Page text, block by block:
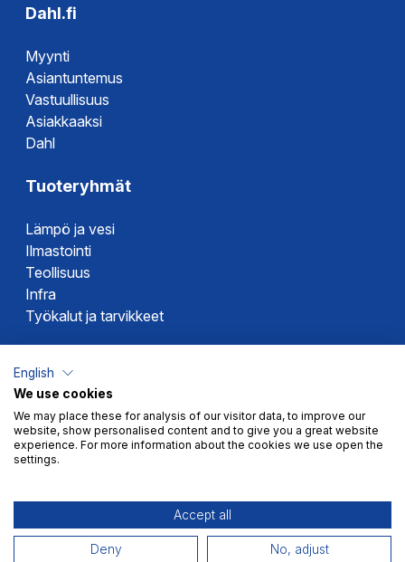
Dahl.fi
Myynti
Asiantuntemus
Vastuullisuus
Asiakkaaksi
Dahl
Tuoteryhmät
Lämpö ja vesi
Ilmastointi
Teollisuus
Infra
Työkalut ja tarvikkeet
Altech
Alterna
Novipro
Votec
Myyntiehdot Tietosuoja
English
We use cookies
We may place these for analysis of our visitor data, to improve our
website, show personalised content and to give you a great website
experience. For more information about the cookies we use open the
settings.
Accept all
Deny No, adjust